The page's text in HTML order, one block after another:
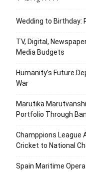
Wedding to Birthday:
TV, Digital,
Media Budgets
Humanity’s Future
War
Marutika
Portfolio Through
Champpions League
Cricket to National
Spain Maritime